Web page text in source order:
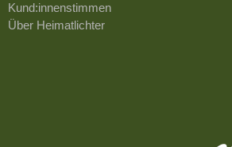
Kund:innenstimmen
Über Heimatlichter